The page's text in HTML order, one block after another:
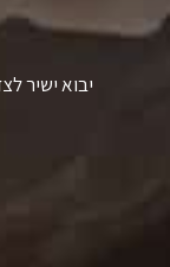
יבוא ישיר